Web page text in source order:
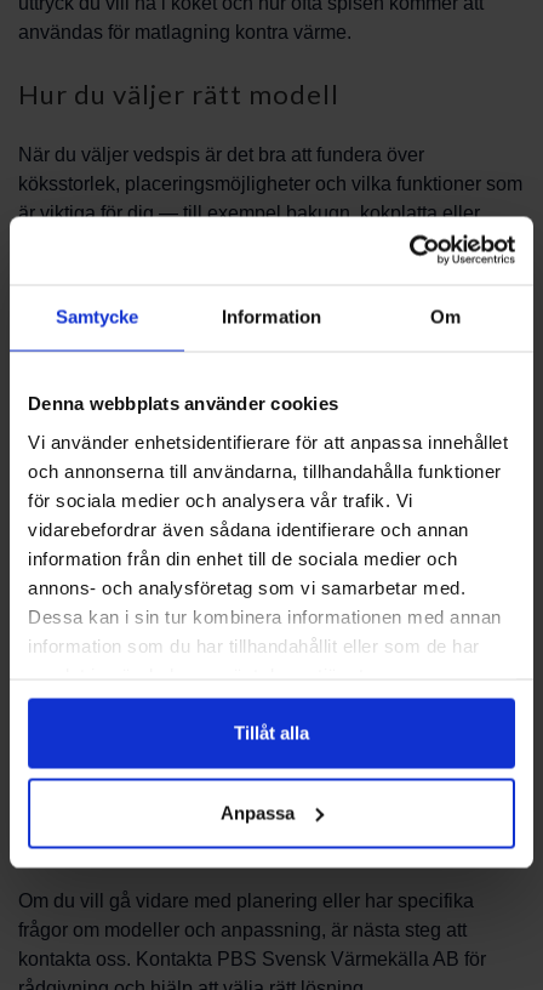
Samtycke Information Om
Denna webbplats använder cookies
Vi använder enhetsidentifierare för att anpassa innehållet
och annonserna till användarna, tillhandahålla funktioner
för sociala medier och analysera vår trafik. Vi
vidarebefordrar även sådana identifierare och annan
information från din enhet till de sociala medier och
annons- och analysföretag som vi samarbetar med.
Dessa kan i sin tur kombinera informationen med annan
information som du har tillhandahållit eller som de har
Tillåt alla
Anpassa
användas för matlagning kontra värme.
Hur du väljer rätt modell
När du väljer vedspis är det bra att fundera över
köksstorlek, placeringsmöjligheter och vilka funktioner som
är viktiga för dig — till exempel bakugn, kokplatta eller
öppet fönster. Jämför modeller visuellt och diskutera dina
krav med en rådgivare för att hitta en lösning som passar
Installation och service
installatör för att säkerställa korrekt anslutning och säker
drift. Regelbunden tillsyn och underhåll bidrar till trygg
användning över tid. Vid frågor om installation eller service
kan våra experter guida dig vidare till lämpliga installatörer
och kontrollpunkter.
Materialval och design
klassiska och tidstypiska utföranden som kan komplettera
övrig inredning för ett enhetligt resultat.
Nästa steg
Om du vill gå vidare med planering eller har specifika
frågor om modeller och anpassning, är nästa steg att
kontakta oss. Kontakta PBS Svensk Värmekälla AB för